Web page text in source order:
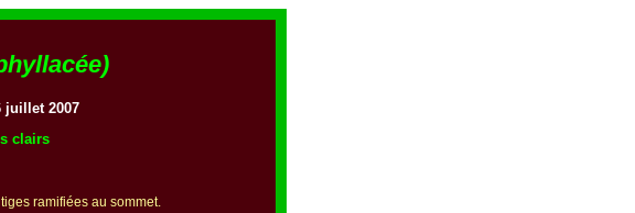
juillet 2007
clairs
ramifiées au sommet.